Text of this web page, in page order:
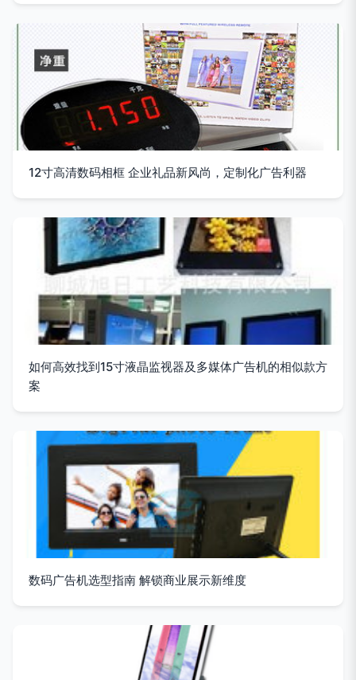
12寸高清数码相框 企业礼品新风尚，定制化广告利器
如何高效找到15寸液晶监视器及多媒体广告机的相似款方
案
数码广告机选型指南 解锁商业展示新维度